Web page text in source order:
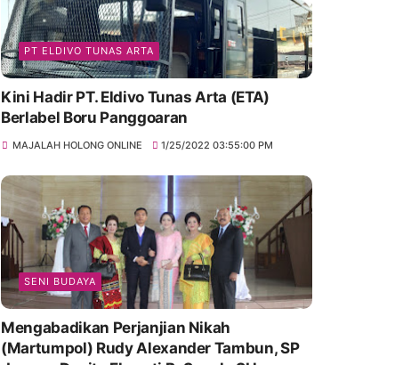
PT ELDIVO TUNAS ARTA
Kini Hadir PT. Eldivo Tunas Arta (ETA)
Berlabel Boru Panggoaran
MAJALAH HOLONG ONLINE 1/25/2022 03:55:00 PM
SENI BUDAYA
Mengabadikan Perjanjian Nikah
(Martumpol) Rudy Alexander Tambun, SP